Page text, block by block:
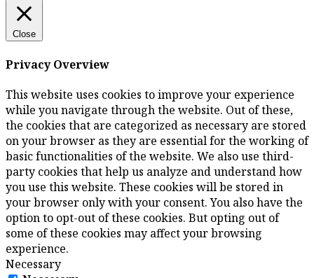
Close
Privacy Overview
This website uses cookies to improve your experience
while you navigate through the website. Out of these,
the cookies that are categorized as necessary are stored
on your browser as they are essential for the working of
basic functionalities of the website. We also use third-
party cookies that help us analyze and understand how
you use this website. These cookies will be stored in
your browser only with your consent. You also have the
option to opt-out of these cookies. But opting out of
some of these cookies may affect your browsing
experience.
Necessary